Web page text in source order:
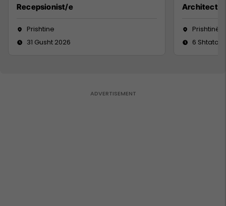
Recepsionist/e
Prishtine
31 Gusht 2026
Architect
Prishtinë
6 Shtator